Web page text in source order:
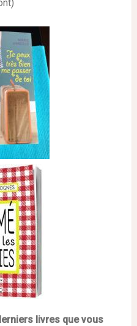
livres que vous